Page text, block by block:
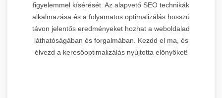
figyelemmel kísérését. Az alapvető SEO technikák
alkalmazása és a folyamatos optimalizálás hosszú
távon jelentős eredményeket hozhat a weboldalad
láthatóságában és forgalmában. Kezdd el ma, és
élvezd a keresőoptimalizálás nyújtotta előnyöket!